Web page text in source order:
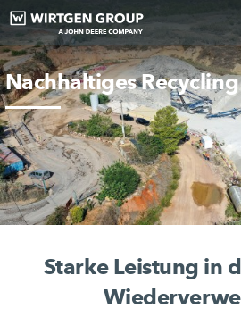
Nachhaltiges Recycling
Starke Leistung in